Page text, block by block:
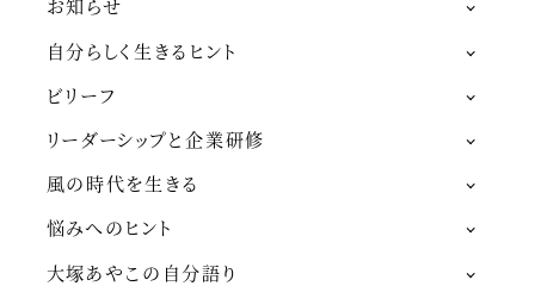
お知らせ
自分らしく生きるヒント
ビリーフ
リーダーシップと企業研修
風の時代を生きる
悩みへのヒント
大塚あやこの自分語り